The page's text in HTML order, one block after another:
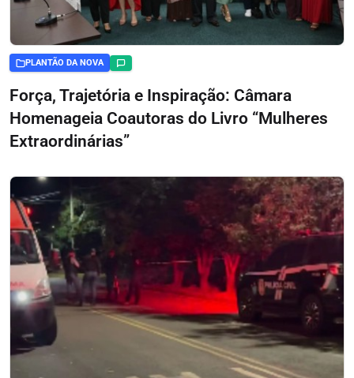
PLANTÃO DA NOVA
Força, Trajetória e Inspiração: Câmara
Homenageia Coautoras do Livro “Mulheres
Extraordinárias”